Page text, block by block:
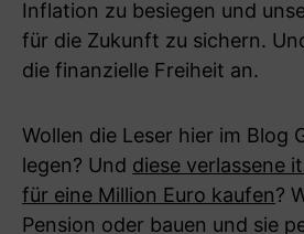
Inflation zu besiegen und
für die Zukunft zu sichern.
die finanzielle Freiheit an.
Wollen die Leser hier im Blog
legen? Und diese verlassene
für eine Million Euro kaufen?
Pension oder bauen und sie